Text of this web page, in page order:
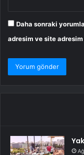
Daha sonraki
adresim ve site